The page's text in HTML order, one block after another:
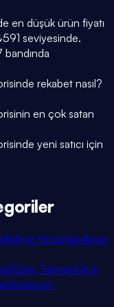
en düşük ürün fiyatı
seviyesinde.
rekabet nasıl?
en çok satan
yeni satıcı için
Kahve FincanlarıAvize
Satış TahminiÜrün
Komisyon